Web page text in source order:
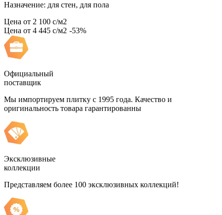
Назначение: для стен, для пола
Цена от 2 100 c/м2
Цена от 4 445 c/м2 -53%
Официальный
поставщик
Мы импортируем плитку с 1995 года. Качество и
оригинальность товара гарантированны
Эксклюзивные
коллекции
Представляем более 100 эксклюзивных коллекций!